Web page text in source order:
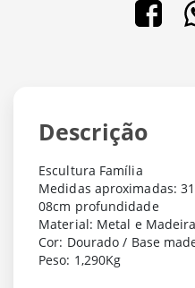
Descrição
Escultura Família
Medidas aproximadas:
08cm profundidade
Material: Metal e Madeira
Cor: Dourado / Base
Peso: 1,290Kg